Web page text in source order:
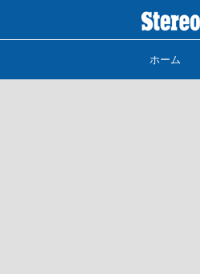
ホーム